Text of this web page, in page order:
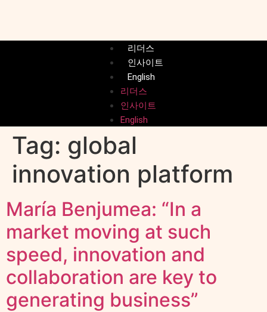
리더스
인사이트
English
리더스
인사이트
English
Tag: global
innovation platform
María Benjumea: “In a
market moving at such
speed, innovation and
collaboration are key to
generating business”